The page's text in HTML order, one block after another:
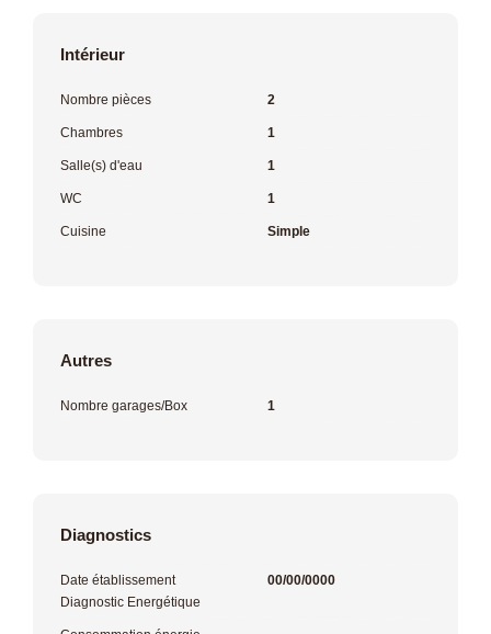
Intérieur
Nombre pièces 2
Chambres 1
Salle(s) d'eau 1
WC 1
Cuisine Simple
Autres
Nombre garages/Box 1
Diagnostics
Date établissement
Diagnostic Energétique
00/00/0000